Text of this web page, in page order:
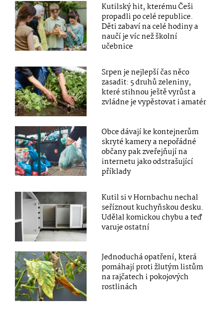
Kutilský hit, kterému Češi
propadli po celé republice.
Děti zabaví na celé hodiny a
naučí je víc než školní
učebnice
Srpen je nejlepší čas něco
zasadit: 5 druhů zeleniny,
které stihnou ještě vyrůst a
zvládne je vypěstovat i amatér
Obce dávají ke kontejnerům
skryté kamery a nepořádné
občany pak zveřejňují na
internetu jako odstrašující
příklady
Kutil si v Hornbachu nechal
seříznout kuchyňskou desku.
Udělal komickou chybu a teď
varuje ostatní
Jednoduchá opatření, která
pomáhají proti žlutým listům
na rajčatech i pokojových
rostlinách